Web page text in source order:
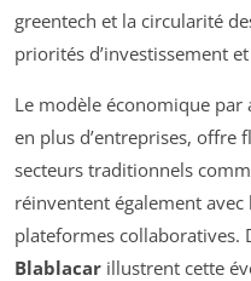
greentech et la circularité
priorités d’investissement
Le modèle économique
en plus d’entreprises, offre
secteurs traditionnels
réinventent également
plateformes collaboratives.
Blablacar illustrent cette